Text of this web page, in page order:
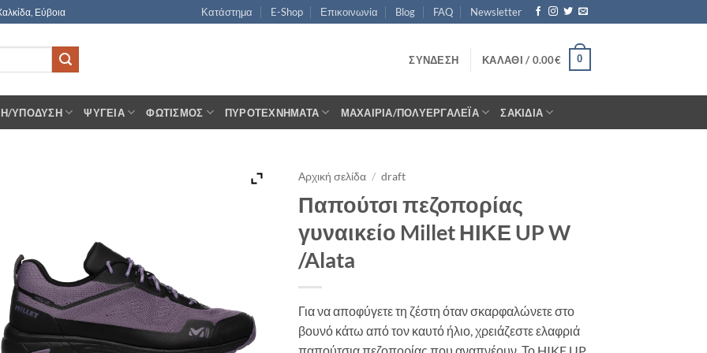
Εύβοια Κατάστημα E-Shop Επικοινωνία Blog FAQ Newsletter
ΣΎΝΔΕΣΗ ΚΑΛΆΘΙ / 0.00€ 0
ΥΠΌΔΥΣΗ ΨΥΓΕΊΑ ΦΩΤΙΣΜΌΣ ΠΥΡΟΤΕΧΝΉΜΑΤΑ ΜΑΧΑΊΡΙΑ/ΠΟΛΥΕΡΓΑΛΈΙΑ ΣΑΚΊΔΙΑ
Αρχική σελίδα / draft
Παπούτσι πεζοπορίας
γυναικείο Millet ΗΙΚΕ UP W
/Alata
Για να αποφύγετε τη ζέστη όταν σκαρφαλώνετε στο
βουνό κάτω από τον καυτό ήλιο, χρειάζεστε ελαφριά